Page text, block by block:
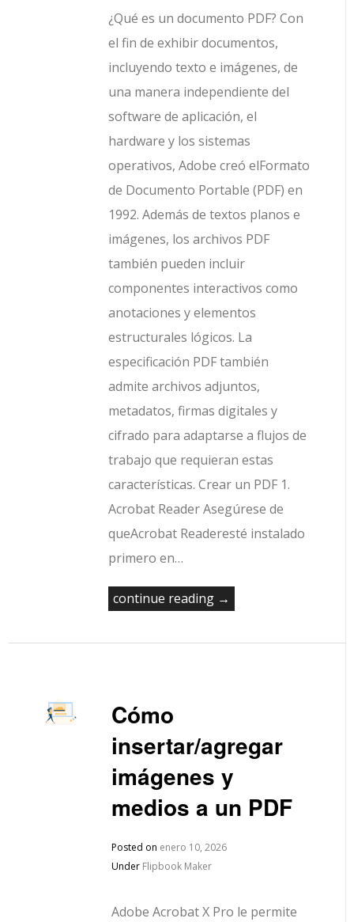
¿Qué es un documento PDF? Con
el fin de exhibir documentos,
incluyendo texto e imágenes, de
una manera independiente del
software de aplicación, el
hardware y los sistemas
operativos, Adobe creó elFormato
de Documento Portable (PDF) en
1992. Además de textos planos e
imágenes, los archivos PDF
también pueden incluir
componentes interactivos como
anotaciones y elementos
estructurales lógicos. La
especificación PDF también
admite archivos adjuntos,
metadatos, firmas digitales y
cifrado para adaptarse a flujos de
trabajo que requieran estas
características. Crear un PDF 1.
Acrobat Reader Asegúrese de
queAcrobat Readeresté instalado
primero en…
continue reading →
Cómo
insertar/agregar
imágenes y
medios a un PDF
Posted on enero 10, 2026
Under Flipbook Maker
Adobe Acrobat X Pro le permite